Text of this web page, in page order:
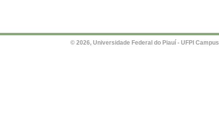
© 2026, Universidade Federal do Piauí - UFPI